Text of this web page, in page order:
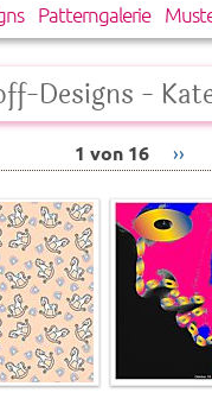
Patterngalerie
Designs -
1 von 16 ››